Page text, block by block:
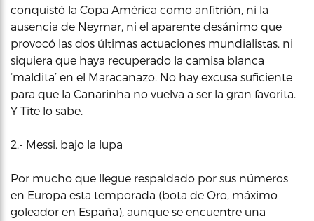
conquistó la Copa América como anfitrión, ni la
ausencia de Neymar, ni el aparente desánimo que
provocó las dos últimas actuaciones mundialistas, ni
siquiera que haya recuperado la camisa blanca
‘maldita’ en el Maracanazo. No hay excusa suficiente
para que la Canarinha no vuelva a ser la gran favorita.
Y Tite lo sabe.
2.- Messi, bajo la lupa
Por mucho que llegue respaldado por sus números
en Europa esta temporada (bota de Oro, máximo
goleador en España), aunque se encuentre una